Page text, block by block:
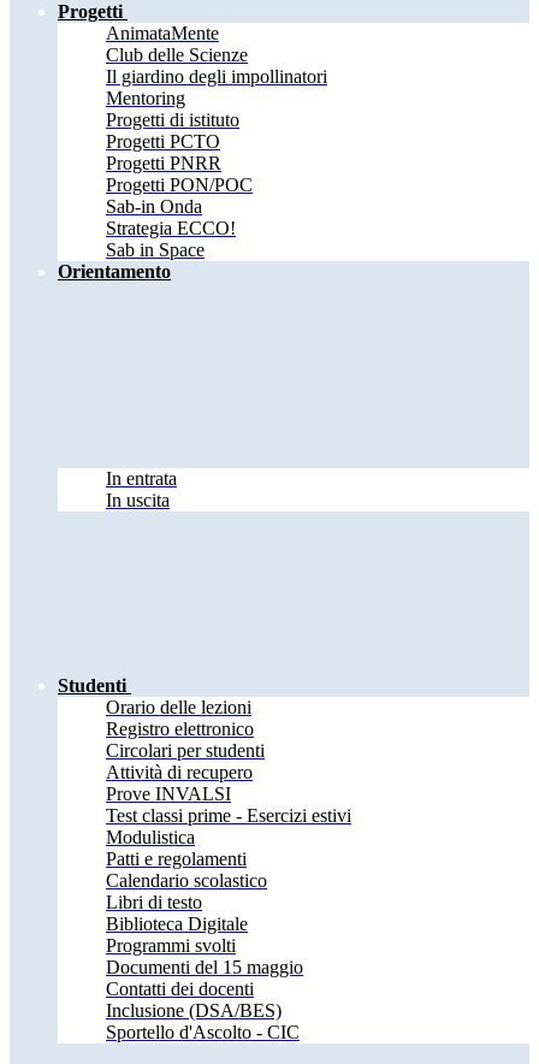
Progetti
AnimataMente
Club delle Scienze
Il giardino degli impollinatori
Mentoring
Progetti di istituto
Progetti PCTO
Progetti PNRR
Progetti PON/POC
Sab-in Onda
Strategia ECCO!
Sab in Space
Orientamento
In entrata
In uscita
Studenti
Orario delle lezioni
Registro elettronico
Circolari per studenti
Attività di recupero
Prove INVALSI
Test classi prime - Esercizi estivi
Modulistica
Patti e regolamenti
Calendario scolastico
Libri di testo
Biblioteca Digitale
Programmi svolti
Documenti del 15 maggio
Contatti dei docenti
Inclusione (DSA/BES)
Sportello d'Ascolto - CIC